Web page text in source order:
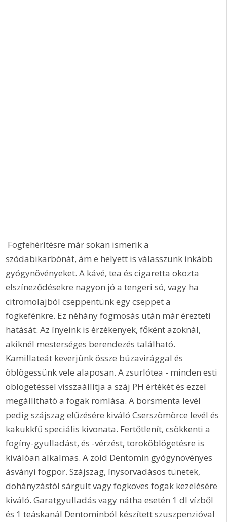
szódabikarbónát, ám e helyett is válasszunk inkább
gyógynövényeket. A kávé, tea és cigaretta okozta
elszíneződésekre nagyon jó a tengeri só, vagy ha
citromolajból cseppentünk egy cseppet a
fogkefénkre. Ez néhány fogmosás után már érezteti
hatását. Az ínyeink is érzékenyek, főként azoknál,
akiknél mesterséges berendezés található.
Kamillateát keverjünk össze búzavirággal és
öblögessünk vele alaposan. A zsurlótea - minden esti
öblögetéssel visszaállítja a száj PH értékét és ezzel
megállítható a fogak romlása. A borsmenta levél
pedig szájszag elűzésére kiváló Cserszömörce levél és
kakukkfű speciális kivonata. Fertőtlenít, csökkenti a
fogíny-gyulladást, és -vérzést, toroköblögetésre is
kiválóan alkalmas. A zöld Dentomin gyógynövényes
ásványi fogpor. Szájszag, ínysorvadásos tünetek,
dohányzástól sárgult vagy fogköves fogak kezelésére
kiváló. Garatgyulladás vagy nátha esetén 1 dl vízből
és 1 teáskanál Dentominból készített szuszpenzióval